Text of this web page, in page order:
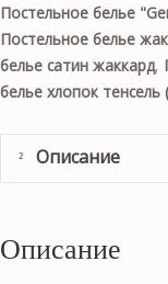
Постельное белье
Постельное белье
белье сатин жаккард,
белье хлопок тенсель
Описание
Описание